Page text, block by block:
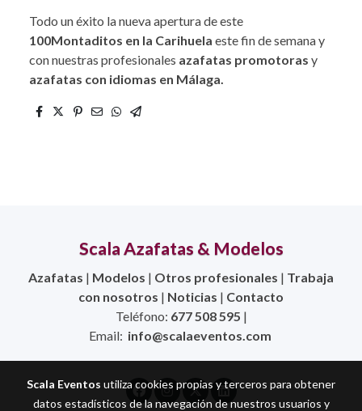
Todo un éxito la nueva apertura de este
100Montaditos en la Carihuela este fin de semana y
con nuestras profesionales azafatas promotoras y
azafatas con idiomas en Málaga.
Scala Azafatas & Modelos
Azafatas | Modelos | Otros profesionales | Trabaja
con nosotros | Noticias | Contacto
Teléfono: 677 508 595 |
Email: info@scalaeventos.com
Scala Eventos utiliza cookies propias y terceros para obtener
datos estadísticos de la navegación de nuestros usuarios y